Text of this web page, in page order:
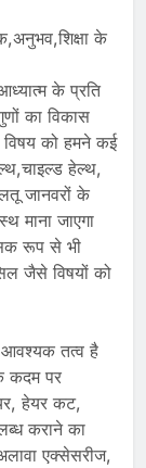
के
के प्रति
का विकास
को हमने कई
हेल्थ,
जानवरों के
माना जाएगा
रूप से भी
जैसे विषयों को
आवश्यक तत्व है
कदम पर
हेयर कट,
कराने का
एक्सेसरीज,